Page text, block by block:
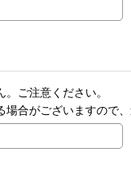
ご注意ください。
合がございますので